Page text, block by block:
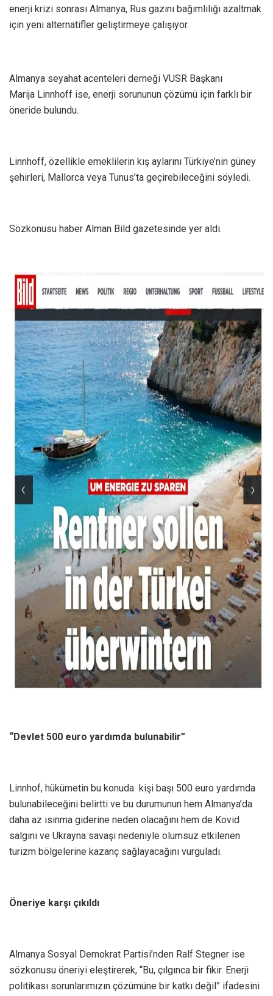
enerji krizi sonrası Almanya, Rus gazını bağımlılığı azaltmak
için yeni alternatifler geliştirmeye çalışıyor.
Almanya seyahat acenteleri derneği VUSR Başkanı
Marija Linnhoff ise, enerji sorununun çözümü için farklı bir
öneride bulundu.
Linnhoff, özellikle emeklilerin kış aylarını Türkiye’nin güney
şehirleri, Mallorca veya Tunus’ta geçirebileceğini söyledi.
Sözkonusu haber Alman Bild gazetesinde yer aldı.
“Devlet 500 euro yardımda bulunabilir”
Linnhof, hükümetin bu konuda kişi başı 500 euro yardımda
bulunabileceğini belirtti ve bu durumunun hem Almanya’da
daha az ısınma giderine neden olacağını hem de Kovid
salgını ve Ukrayna savaşı nedeniyle olumsuz etkilenen
turizm bölgelerine kazanç sağlayacağını vurguladı.
Öneriye karşı çıkıldı
Almanya Sosyal Demokrat Partisi’nden Ralf Stegner ise
sözkonusu öneriyi eleştirerek, “Bu, çılgınca bir fikir. Enerji
politikası sorunlarımızın çözümüne bir katkı değil” ifadesini